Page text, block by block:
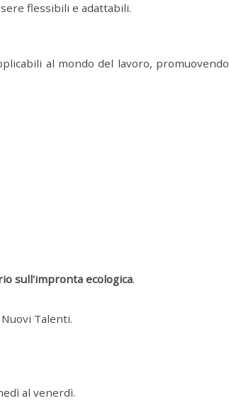
flessibili e adattabili.
al mondo del lavoro, promuovendo
sull'impronta ecologica.
Talenti.
al venerdì.